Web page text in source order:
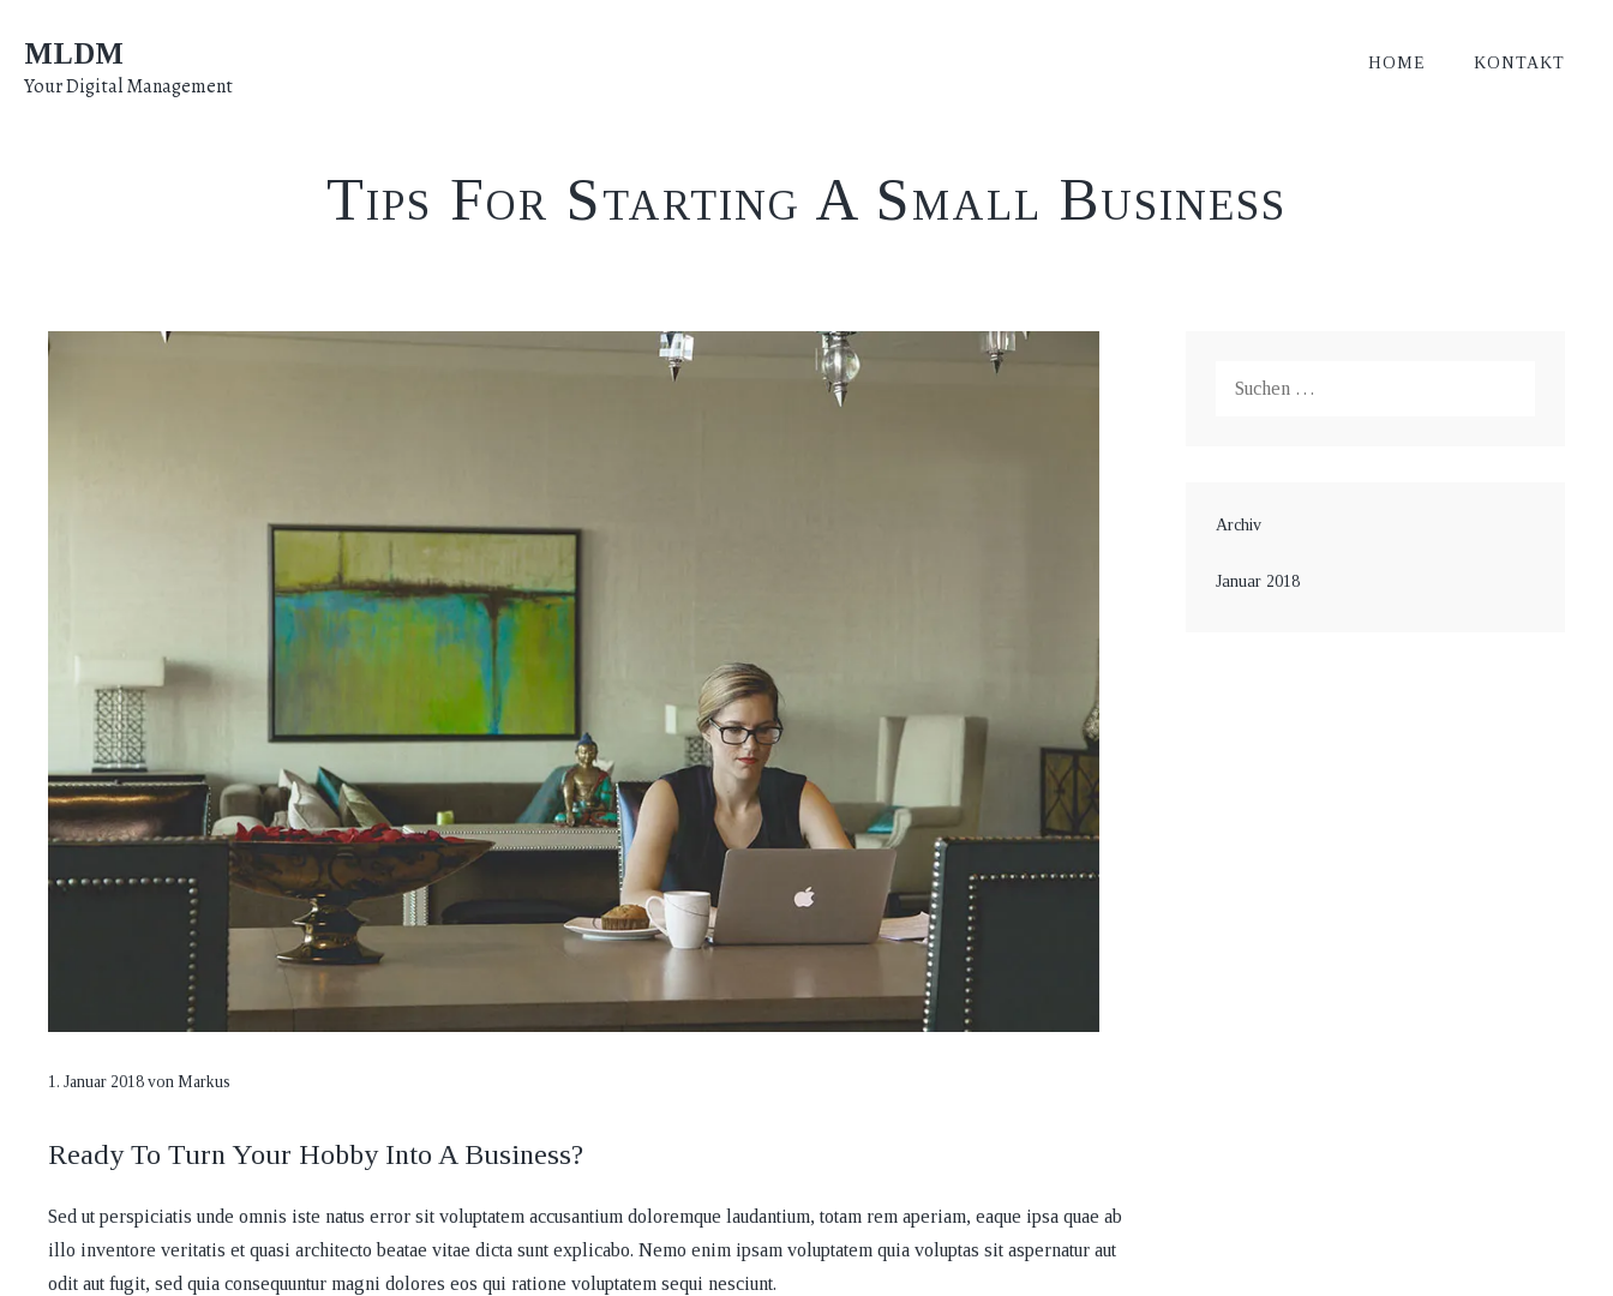
Inhalt
springen
MLDM
Your Digital Management
HOME KONTAKT
Tips For Starting A Small Business
1. Januar 2018 von Markus
Ready To Turn Your Hobby Into A Business?
Sed ut perspiciatis unde omnis iste natus error sit voluptatem accusantium doloremque laudantium, totam rem aperiam, eaque ipsa quae ab
illo inventore veritatis et quasi architecto beatae vitae dicta sunt explicabo. Nemo enim ipsam voluptatem quia voluptas sit aspernatur aut
odit aut fugit, sed quia consequuntur magni dolores eos qui ratione voluptatem sequi nesciunt.
Archiv
Januar 2018